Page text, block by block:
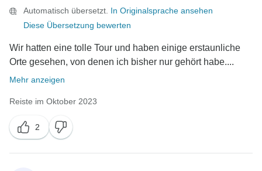
Automatisch übersetzt. In Originalsprache ansehen
Diese Übersetzung bewerten
Wir hatten eine tolle Tour und haben einige erstaunliche
Orte gesehen, von denen ich bisher nur gehört habe....
Mehr anzeigen
Reiste im Oktober 2023
2